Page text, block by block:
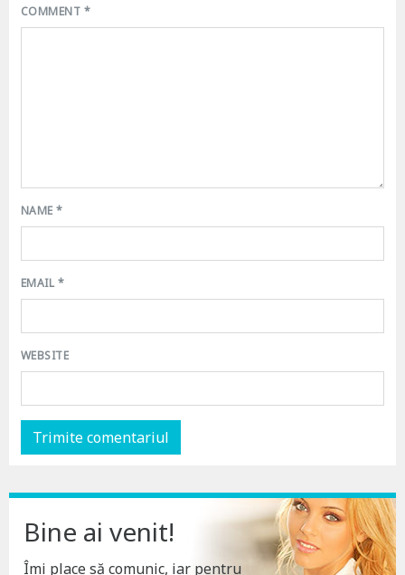
COMMENT *
NAME*
EMAIL*
WEBSITE
Bine ai venit!
Îmi place să comunic, iar pentru